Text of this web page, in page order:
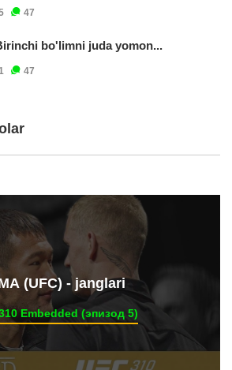
47
bo'limni juda yomon...
47
(UFC) - janglari
Embedded (эпизод 5)